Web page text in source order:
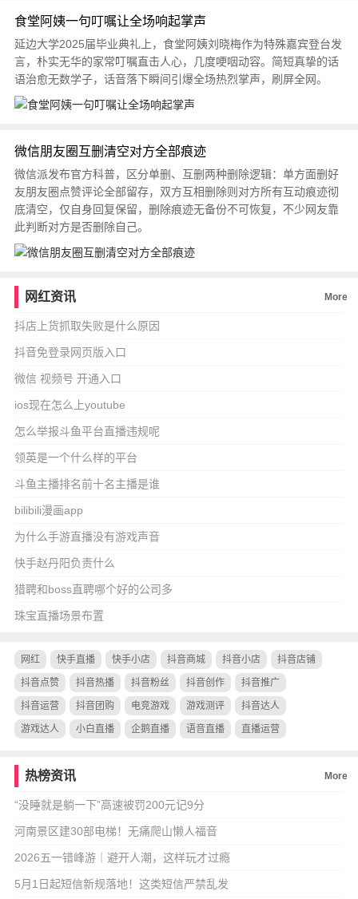
食堂阿姨一句叮嘱让全场响起掌声
延边大学2025届毕业典礼上，食堂阿姨刘晓梅作为特殊嘉宾登台发
言，朴实无华的家常叮嘱直击人心，几度哽咽动容。简短真挚的话
语治愈无数学子，话音落下瞬间引爆全场热烈掌声，刷屏全网。
微信朋友圈互删清空对方全部痕迹
微信派发布官方科普，区分单删、互删两种删除逻辑：单方面删好
友朋友圈点赞评论全部留存，双方互相删除则对方所有互动痕迹彻
底清空，仅自身回复保留，删除痕迹无备份不可恢复，不少网友靠
此判断对方是否删除自己。
网红资讯 More
抖店上货抓取失败是什么原因
抖音免登录网页版入口
微信 视频号 开通入口
ios现在怎么上youtube
怎么举报斗鱼平台直播违规呢
领英是一个什么样的平台
斗鱼主播排名前十名主播是谁
bilibili漫画app
为什么手游直播没有游戏声音
快手赵丹阳负责什么
猎聘和boss直聘哪个好的公司多
珠宝直播场景布置
网红 快手直播 快手小店 抖音商城 抖音小店 抖音店铺
抖音点赞 抖音热播 抖音粉丝 抖音创作 抖音推广
抖音运营 抖音团购 电竞游戏 游戏测评 抖音达人
游戏达人 小白直播 企鹅直播 语音直播 直播运营
热榜资讯 More
“没睡就是躺一下”高速被罚200元记9分
河南景区建30部电梯！无痛爬山懒人福音
2026五一错峰游｜避开人潮，这样玩才过瘾
5月1日起短信新规落地！这类短信严禁乱发